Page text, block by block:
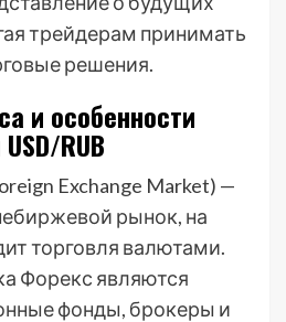
трейдерам принимать
решения.
и особенности
RUB
Exchange Market) —
рынок, на
торговля валютами.
Форекс являются
фонды, брокеры и